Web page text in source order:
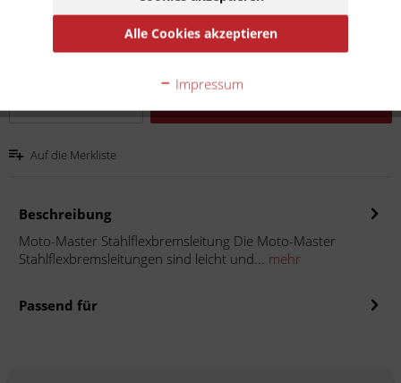
zzgl. Versandkosten
Lieferzeit 20 Werktage
Auf die Merkliste
Beschreibung
Moto-Master Stahlflexbremsleitung Die Moto-Master
Stahlflexbremsleitungen sind leicht und... mehr
Passend für
Alle Cookies akzeptieren
Impressum